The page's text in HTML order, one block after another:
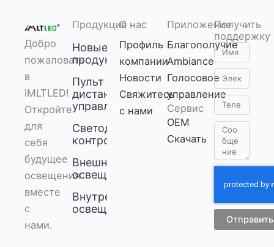
Добро
пожаловать
в
iMLTLED!
Откройте
для
себя
будущее
освещения
вместе
с
нами.
Продукция
Новые
продукты
Пульт
дистанционного
управления
Светодиодный
контроллер
Внешнее
освещение
Внутреннее
освещение
О нас
Профиль
компании
Новости
Свяжитесь
с нами
Приложение
Благополучие
Ambiance
Голосовое
управление
Сервис
OEM
Скачать
Получить
поддержку
Имя
почта
Телефон
Сообщение
Отправить